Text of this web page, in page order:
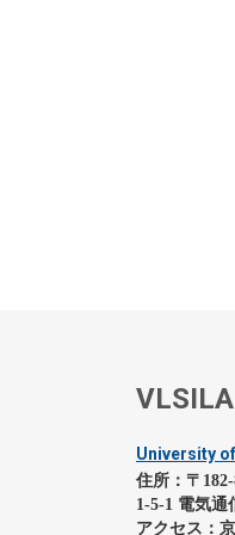
University
住所：〒
1-5-1 電気通
アクセス：